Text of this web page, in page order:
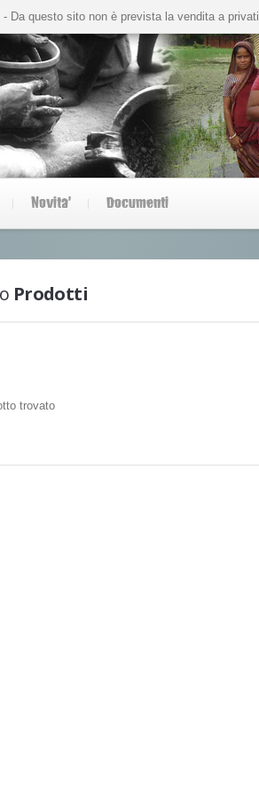
- Da questo sito non è prevista la vendita a privati
Novita' Documenti
Prodotti
trovato